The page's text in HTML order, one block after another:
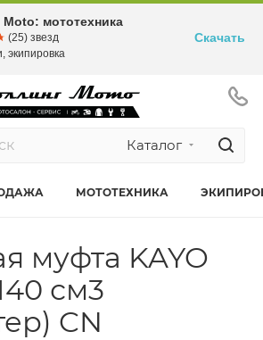
Каталог
МОТОТЕХНИКА
муфта KAYO
см3
CN
мототехника
(25) звезд
экипировка
Скачать